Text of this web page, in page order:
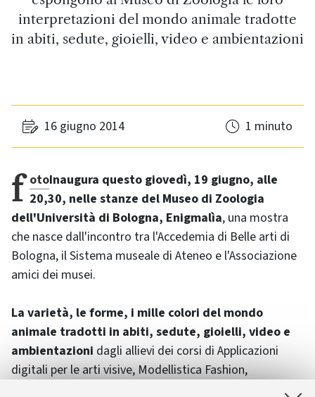
interpretazioni del mondo animale tradotte
in abiti, sedute, gioielli, video e ambientazioni
16 giugno 2014 1 minuto
fotoInaugura questo giovedì, 19 giugno, alle
20,30, nelle stanze del Museo di Zoologia
dell'Università di Bologna, Enigmalìa, una mostra
che nasce dall'incontro tra l'Accedemia di Belle arti di
Bologna, il Sistema museale di Ateneo e l'Associazione
amici dei musei.
La varietà, le forme, i mille colori del mondo
animale tradotti in abiti, sedute, gioielli, video e
ambientazioni dagli allievi dei corsi di Applicazioni
digitali per le arti visive, Modellistica Fashion,